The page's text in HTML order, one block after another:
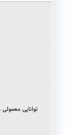
توانایی